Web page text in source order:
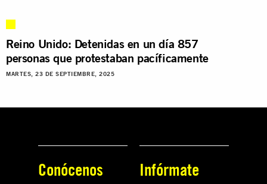
Reino Unido: Detenidas en un día 857
personas que protestaban pacíficamente
MARTES, 23 DE SEPTIEMBRE, 2025
Conócenos Infórmate